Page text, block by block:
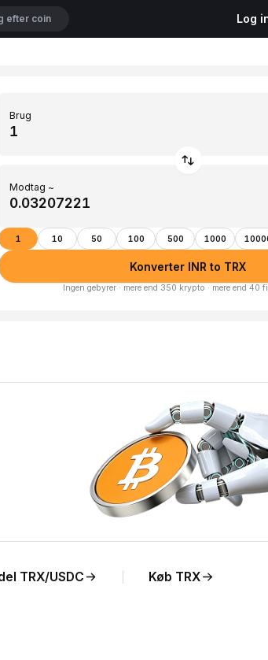
Log
Brug
Modtag ~
1 10 50 100 500 1000
Konverter INR to TRX
Ingen gebyrer · mere end 350 krypto · mere end 40
TRX/USDC Køb TRX